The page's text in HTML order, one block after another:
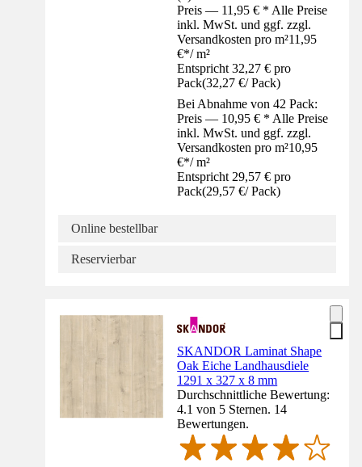
Preis — 11,95 € * Alle Preise
inkl. MwSt. und ggf. zzgl.
Versandkosten pro m²11,95
€*/ m²
Entspricht 32,27 € pro
Pack(32,27 €/ Pack)
Bei Abnahme von 42 Pack:
Preis — 10,95 € * Alle Preise
inkl. MwSt. und ggf. zzgl.
Versandkosten pro m²10,95
€*/ m²
Entspricht 29,57 € pro
Pack(29,57 €/ Pack)
Online bestellbar
Reservierbar
SKANDOR Laminat Shape
Oak Eiche Landhausdiele
1291 x 327 x 8 mm
Durchschnittliche Bewertung:
4.1 von 5 Sternen. 14
Bewertungen.